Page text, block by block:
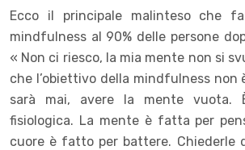
Ecco il principale malinteso che
mindfulness al 90% delle persone
« Non ci riesco, la mia mente non si
che l’obiettivo della mindfulness non
sarà mai, avere la mente vuota. È
fisiologica. La mente è fatta per
cuore è fatto per battere. Chiederle